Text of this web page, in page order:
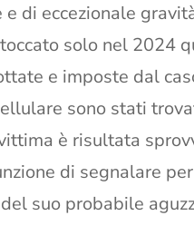
di eccezionale
solo nel 2024
e imposte dal
sono stati
è risultata
di segnalare
suo probabile